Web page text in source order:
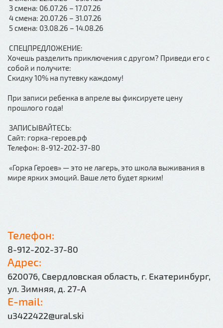
3 смена: 06.07.26 – 17.07.26
4 смена: 20.07.26 – 31.07.26
5 смена: 03.08.26 – 14.08.26
СПЕЦПРЕДЛОЖЕНИЕ:
Хочешь разделить приключения с другом? Приведи его с
собой и получите:
Скидку 10% на путевку каждому!
При записи ребенка в апреле вы фиксируете цену
прошлого года!
ЗАПИСЫВАЙТЕСЬ:
Сайт: горка-героев.рф
Телефон: 8-912-202-37-80
«Горка Героев» — это не лагерь, это школа выживания в
мире ярких эмоций. Ваше лето будет ярким!
Телефон:
8-912-202-37-80
Адрес:
620076, Свердловская область, г. Екатеринбург,
ул. Зимняя, д. 27-А
E-mail:
u3422422@ural.ski